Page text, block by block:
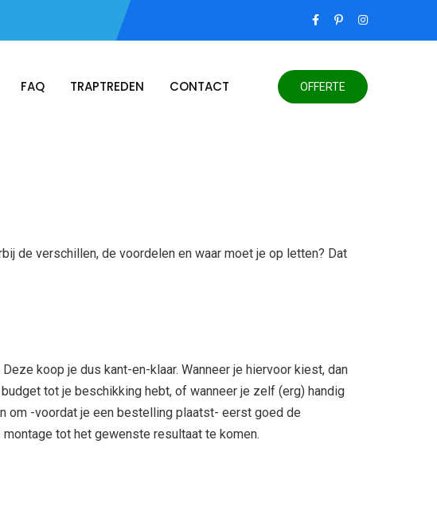
FAQ TRAPTREDEN CONTACT OFFERTE
de verschillen, de voordelen en waar moet je op letten? Dat
koop je dus kant-en-klaar. Wanneer je hiervoor kiest, dan
tot je beschikking hebt, of wanneer je zelf (erg) handig
om -voordat je een bestelling plaatst- eerst goed de
tot het gewenste resultaat te komen.